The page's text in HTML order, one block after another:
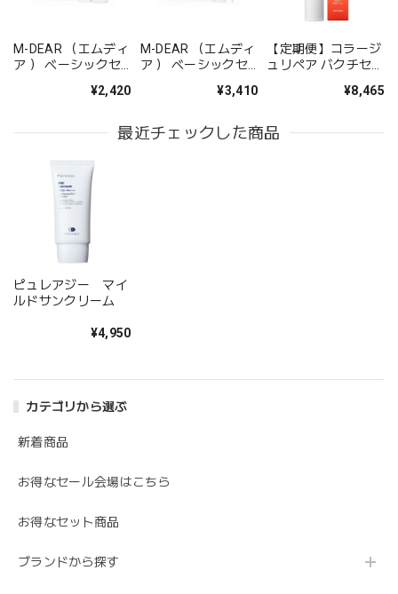
カテゴリから選ぶ
新着商品
お得なセール会場はこちら
お得なセット商品
ブランドから探す
M-DEAR （エムディ
ア ） ベーシックセ
¥2,420
M-DEAR （エムディ
ア ） ベーシックセ
¥3,410
【定期便】コラージ
ュリペア バクチセラ
¥8,465
最近チェックした商品
ピュレアジー マイ
ルドサンクリーム
¥4,950